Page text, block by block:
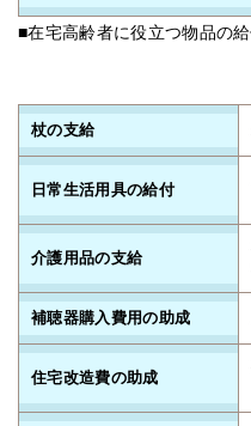
■在宅高齢者に役立つ物品の
杖の支給
日常生活用具の給付
介護用品の支給
補聴器購入費用の助成
住宅改造費の助成